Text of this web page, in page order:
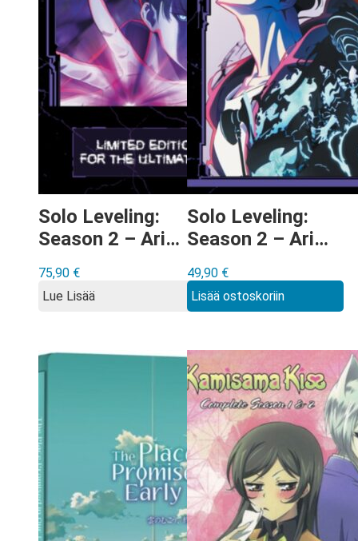
Solo Leveling:
Season 2 – Arise
Shadow Blu-ray
Limited Edition
75,90 €
Lue Lisää
Solo Leveling:
Season 2 – Arise
Shadow Blu-ray
49,90 €
Lisää ostoskoriin